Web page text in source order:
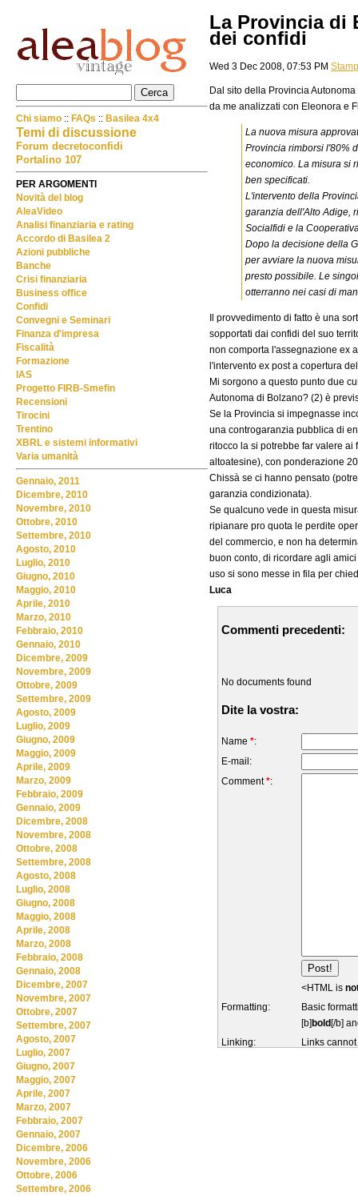
La Provincia di
dei confidi
Wed 3 Dec 2008, 07:53 PM
Dal sito della Provincia
da me analizzati con Eleonora e
La nuova misura
Provincia rimborsi l'80%
economico. La misura si
ben specificati.
L'intervento della
garanzia dell'Alto Adige,
Socialfidi e la
Dopo la decisione della
per avviare la nuova
presto possibile. Le
otterranno nei casi di
Il provvedimento di fatto è una
sopportati dai confidi del suo
non comporta l'assegnazione ex
l'intervento ex post a copertura
Mi sorgono a questo punto due
Autonoma di Bolzano? (2) è
Se la Provincia si impegnasse
una controgaranzia pubblica di
ritocco la si potrebbe far valere
altoatesine), con ponderazione
Chissà se ci hanno pensato
garanzia condizionata).
Se qualcuno vede in questa
ripianare pro quota le perdite
del commercio, e non ha
buon conto, di ricordare agli
uso si sono messe in fila per
Luca
Commenti precedenti:
No documents found
Dite la vostra:
Name *:
E-mail:
Comment*:
<HTML is
Formatting:
Basic
[b] bold [/b]
Linking:
Links
Chi siamo :: FAQs :: Basilea 4x4
Temi di discussione
Forum decretoconfidi
Portalino 107
PER ARGOMENTI
Novità del blog
AleaVideo
Analisi finanziaria e rating
Accordo di Basilea 2
Azioni pubbliche
Banche
Crisi finanziaria
Business office
Confidi
Convegni e Seminari
Finanza d'impresa
Fiscalità
Formazione
IAS
Progetto FIRB-Smefin
Recensioni
Tirocini
Trentino
XBRL e sistemi informativi
Varia umanità
Gennaio, 2011
Dicembre, 2010
Novembre, 2010
Ottobre, 2010
Settembre, 2010
Agosto, 2010
Luglio, 2010
Giugno, 2010
Maggio, 2010
Aprile, 2010
Marzo, 2010
Febbraio, 2010
Gennaio, 2010
Dicembre, 2009
Novembre, 2009
Ottobre, 2009
Settembre, 2009
Agosto, 2009
Luglio, 2009
Giugno, 2009
Maggio, 2009
Aprile, 2009
Marzo, 2009
Febbraio, 2009
Gennaio, 2009
Dicembre, 2008
Novembre, 2008
Ottobre, 2008
Settembre, 2008
Agosto, 2008
Luglio, 2008
Giugno, 2008
Maggio, 2008
Aprile, 2008
Marzo, 2008
Febbraio, 2008
Gennaio, 2008
Dicembre, 2007
Novembre, 2007
Ottobre, 2007
Settembre, 2007
Agosto, 2007
Luglio, 2007
Giugno, 2007
Maggio, 2007
Aprile, 2007
Marzo, 2007
Febbraio, 2007
Gennaio, 2007
Dicembre, 2006
Novembre, 2006
Ottobre, 2006
Settembre, 2006